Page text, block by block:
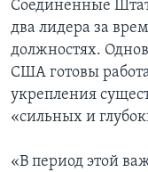
Соединенные
два лидера за
должностях.
США готовы
укрепления
«сильных и
«В период этой